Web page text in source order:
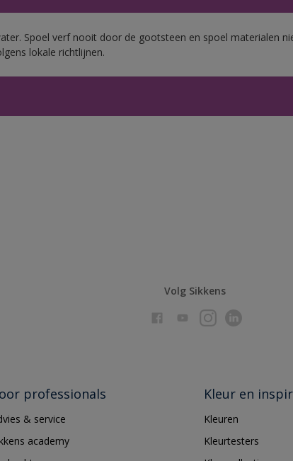
Spoel verf nooit door de gootsteen en spoel materialen
lokale richtlijnen.
Volg Sikkens
professionals
& service
academy
Kleur en
Kleuren
Kleurtesters